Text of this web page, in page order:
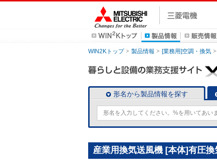
WIN2Kトップ 製品情報 [業務用]空調・換気
形名から製品情報を探す
産業用換気送風機 [本体]有圧